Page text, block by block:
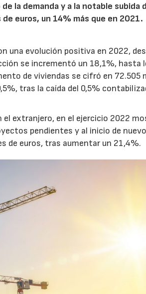
la demanda y a la notable subida
euros, un 14% más que en 2021.
una evolución positiva en 2022,
se incrementó un 18,1%, hasta
de viviendas se cifró en 72.505
tras la caída del 0,5%
el extranjero, en el ejercicio 2022
pendientes y al inicio de
de euros, tras aumentar un 21,4%.